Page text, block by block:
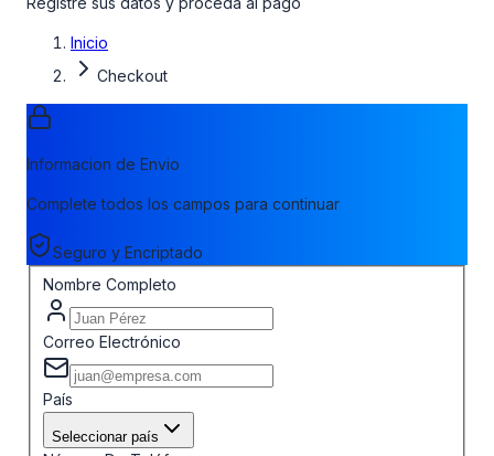
Inicio
Checkout
Informacion de Envio
Complete todos los campos para continuar
Seguro y Encriptado
Nombre Completo
Correo Electrónico
País
Seleccionar país